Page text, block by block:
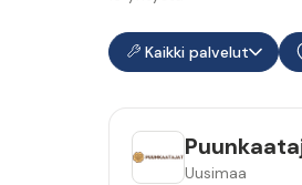
Kaikki palvelut
Uusimaa